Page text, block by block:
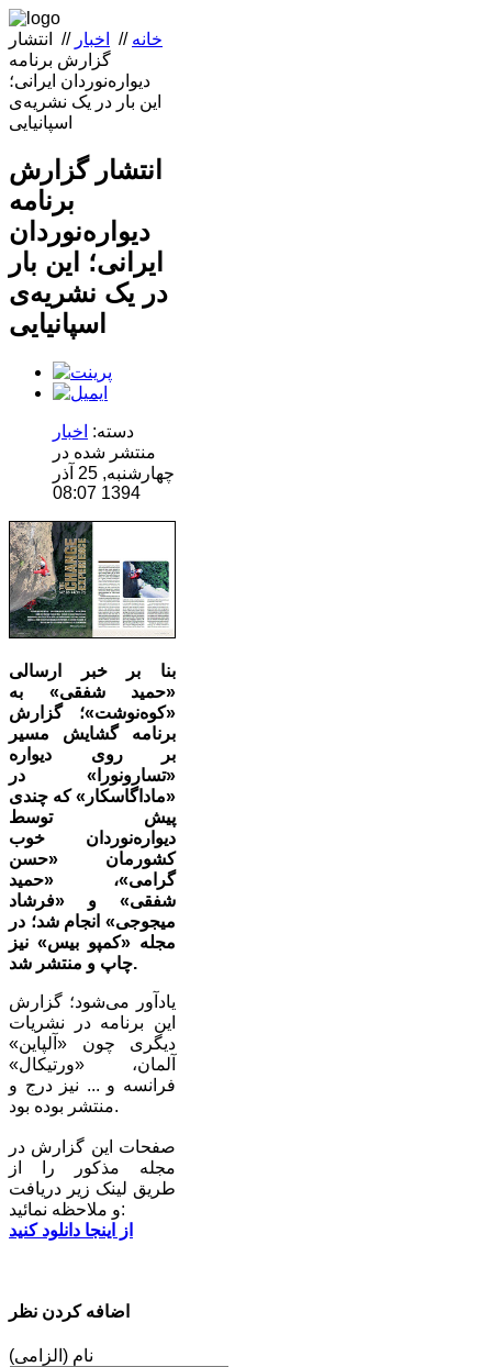
خانه // اخبار //
انتشار
گزارش برنامه
دیواره‌نوردان ایرانی؛
این بار در یک نشریه‌ی
اسپانیایی
انتشار گزارش
برنامه
دیواره‌نوردان
ایرانی؛ این بار
در یک نشریه‌ی
اسپانیایی
دسته: اخبار
منتشر شده در
چهارشنبه, 25 آذر
1394 08:07
بنا بر خبر ارسالی
«حمید شفقی» به
«کوه‌نوشت»؛ گزارش
برنامه گشایش مسیر
بر روی دیواره
«تسارونورا» در
«ماداگاسکار» که چندی
پیش توسط
دیواره‌نوردان خوب
کشورمان «حسن
گرامی»، «حمید
شفقی» و «فرشاد
میجوجی» انجام شد؛ در
مجله «کمپو بیس» نیز
چاپ و منتشر شد.
یادآور می‌شود؛ گزارش
این برنامه در نشریات
دیگری چون «آلپاین»
آلمان، «ورتیکال»
فرانسه و ... نیز درج و
منتشر بوده بود.
صفحات این گزارش در
مجله مذکور را از
طریق لینک‌ زیر دریافت
و ملاحظه نمائید:
از اینجا دانلود کنید
اضافه کردن نظر
نام (الزامی)